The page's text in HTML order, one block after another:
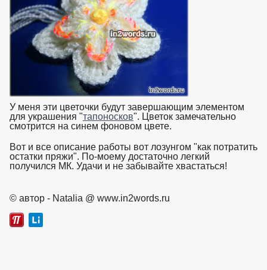
У меня эти цветочки будут завершающим элементом
для украшения "тапоносков". Цветок замечательно
смотрится на синем фоновом цвете.
Вот и все описание работы вот лозунгом "как потратить
остатки пряжи". По-моему достаточно легкий
получился МК. Удачи и не забывайте хвастаться!
© автор - Natalia @ www.in2words.ru